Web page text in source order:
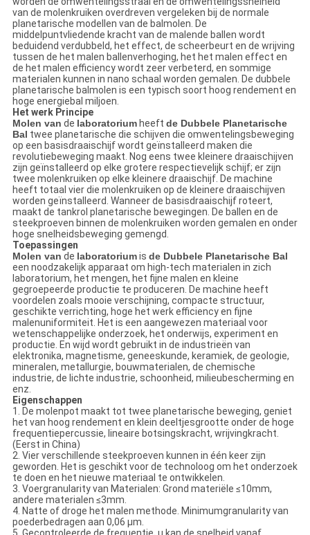
van de molenkruiken overdreven vergeleken bij de normale
planetarische modellen van de balmolen. De
middelpuntvliedende kracht van de malende ballen wordt
beduidend verdubbeld, het effect, de scheerbeurt en de wrijving
tussen de het malen ballenverhoging, het het malen effect en
de het malen efficiency wordt zeer verbeterd, en sommige
materialen kunnen in nano schaal worden gemalen. De dubbele
planetarische balmolen is een typisch soort hoog rendement en
hoge energiebal miljoen.
Het werk Principe
Molen van de laboratoriumheeft de Dubbele Planetarische
Bal twee planetarische die schijven die omwentelingsbeweging
op een basisdraaischijf wordt geïnstalleerd maken die
revolutiebeweging maakt. Nog eens twee kleinere draaischijven
zijn geïnstalleerd op elke grotere respectievelijk schijf; er zijn
twee molenkruiken op elke kleinere draaischijf. De machine
heeft totaal vier die molenkruiken op de kleinere draaischijven
worden geïnstalleerd. Wanneer de basisdraaischijf roteert,
maakt de tankrol planetarische bewegingen. De ballen en de
steekproeven binnen de molenkruiken worden gemalen en onder
hoge snelheidsbeweging gemengd.
Toepassingen
Molen van de laboratoriumis de Dubbele Planetarische Bal
een noodzakelijk apparaat om high-tech materialen in zich
laboratorium, het mengen, het fijne malen en kleine
gegroepeerde productie te produceren. De machine heeft
voordelen zoals mooie verschijning, compacte structuur,
geschikte verrichting, hoge het werk efficiency en fijne
malenuniformiteit. Het is een aangewezen materiaal voor
wetenschappelijke onderzoek, het onderwijs, experiment en
productie. En wijd wordt gebruikt in de industrieën van
elektronika, magnetisme, geneeskunde, keramiek, de geologie,
mineralen, metallurgie, bouwmaterialen, de chemische
industrie, de lichte industrie, schoonheid, milieubescherming en
enz.
Eigenschappen
1. De molenpot maakt tot twee planetarische beweging, geniet
het van hoog rendement en klein deeltjesgrootte onder de hoge
frequentiepercussie, lineaire botsingskracht, wrijvingkracht.
(Eerst in China)
2. Vier verschillende steekproeven kunnen in één keer zijn
geworden. Het is geschikt voor de technoloog om het onderzoek
te doen en het nieuwe materiaal te ontwikkelen.
3. Voergranularity van Materialen: Grond materiële ≤10mm,
andere materialen ≤3mm.
4. Natte of droge het malen methode. Minimumgranularity van
poederbedragen aan 0,06 μm.